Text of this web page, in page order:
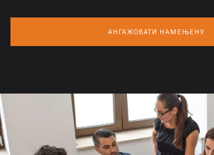
АНГАЖОВАТИ НАМЕЊЕНУ